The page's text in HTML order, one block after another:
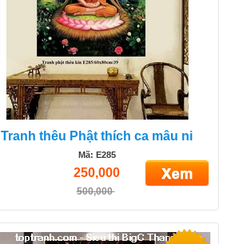
Tranh thêu Phật thích ca mâu ni
Mã: E285
250,000
500,000